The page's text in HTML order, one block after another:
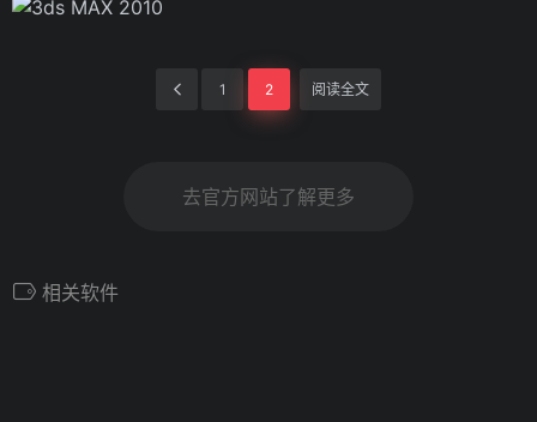
1 2 阅读全文
去官方网站了解更多
相关软件